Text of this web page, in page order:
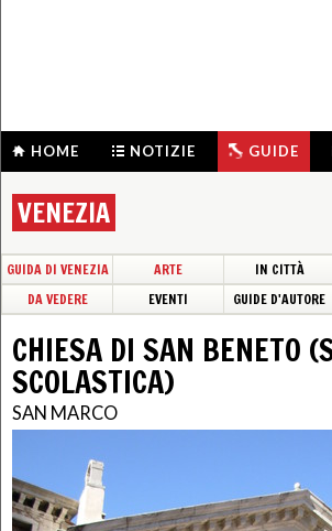
HOME NOTIZIE GUIDE
VENEZIA
GUIDA DI VENEZIA ARTE IN CITTÀ
DA VEDERE
EVENTI GUIDE D'AUTORE
CHIESA DI SAN BENETO
SCOLASTICA)
SAN MARCO